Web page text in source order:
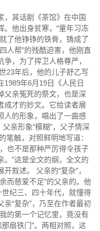
，其话剧
《茶馆》 在中国
。他出身贫寒，“童年习冻
了他铮铮的铁骨，铸成了
人帮”的残酷迫害，他刚直
，为了捍卫人格尊严，
23年后，他的儿子舒乙写
年6月19日《人民日
父亲冤死的祭文，也是深
成才的妙文。它给读者展
人的形象，唱出了一曲感
亲形象“模糊”，父子情深
笔触，对照鲜明地写道：
也不是那种严厉得令孩子
。”这是全文的纲，全文的
叙述。 父亲的“复杂”，
而慈爱不足”的父亲的。他
世纪三、四十年代，就懂得
“复杂”，乃至在作者最初
的第一个记忆里，竟没有
扇铁门”。两相对照，这